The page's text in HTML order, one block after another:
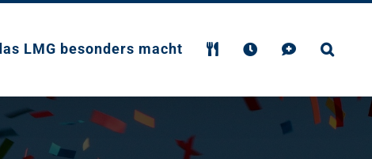
LMG besonders macht